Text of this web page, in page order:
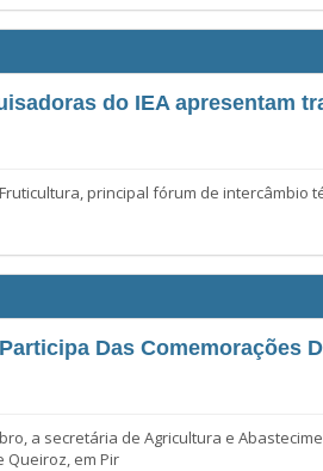
do IEA apresentam
principal fórum de intercâmbio
Das Comemorações
a secretária de Agricultura e
Queiroz, em Pir